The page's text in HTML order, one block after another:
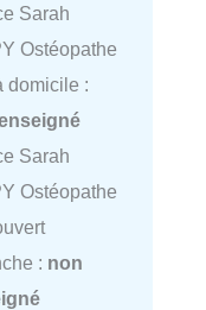
Sarah
Ostéopathe
domicile :
Sarah
Ostéopathe
: non